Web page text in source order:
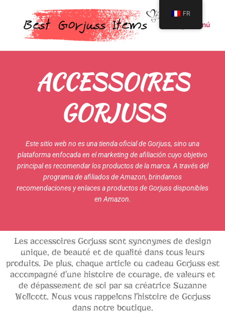
contenu
Menu
Menú
ACCESSOIRES
GORJUSS
Este sitio web no es una tienda oficial de Gorjuss, sino una
plataforma enfocada en el marketing de afiliación cuyo objetivo
principal es recomendar los productos de la marca. A través del
programa de afiliados de Amazon, brindamos
recomendaciones y enlaces a productos de Gorjuss disponibles
en Amazon.
Les accessoires Gorjuss sont synonymes de design
unique, de beauté et de qualité dans tous leurs
produits. De plus, chaque article ou cadeau Gorjuss est
accompagné d'une histoire de courage, de valeurs et
de dépassement de soi par sa créatrice Suzanne
Wollcott. Nous vous rappelons l'histoire de Gorjuss
dans notre boutique.
FR